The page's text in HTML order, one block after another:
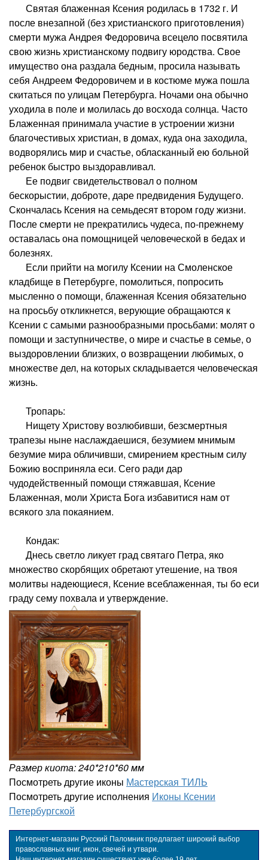
Святая блаженная Ксения родилась в 1732 г. И
после внезапной (без христианского приготовления)
смерти мужа Андрея Федоровича всецело посвятила
свою жизнь христианскому подвигу юродства. Свое
имущество она раздала бедным, просила называть
себя Андреем Федоровичем и в костюме мужа пошла
скитаться по улицам Петербурга. Ночами она обычно
уходила в поле и молилась до восхода солнца. Часто
Блаженная принимала участие в устроении жизни
благочестивых христиан, в домах, куда она заходила,
водворялись мир и счастье, обласканный ею больной
ребенок быстро выздоравливал.
Ее подвиг свидетельствовал о полном
бескорыстии, доброте, даре предвидения Будущего.
Скончалась Ксения на семьдесят втором году жизни.
После смерти не прекратились чудеса, по-прежнему
оставалась она помощницей человеческой в бедах и
болезнях.
Если прийти на могилу Ксении на Смоленское
кладбище в Петербурге, помолиться, попросить
мысленно о помощи, блаженная Ксения обязательно
на просьбу откликнется, верующие обращаются к
Ксении с самыми разнообразными просьбами: молят о
помощи и заступничестве, о мире и счастье в семье, о
выздоровлении близких, о возвращении любимых, о
множестве дел, на которых складывается человеческая
жизнь.
Тропарь:
Нищету Христову возлюбивши, безсмертныя
трапезы ныне наслаждаешися, безумием мнимым
безумие мира обличивши, смирением крестным силу
Божию восприняла еси. Сего ради дар
чудодейственный помощи стяжавшая, Ксение
Блаженная, моли Христа Бога избавитися нам от
всякого зла покаянием.
Кондак:
Днесь светло ликует град святаго Петра, яко
множество скорбящих обретают утешение, на твоя
молитвы надеющиеся, Ксение всеблаженная, ты бо еси
граду сему похвала и утверждение.
Размер киота: 240*210*60 мм
Посмотреть другие иконы Мастерская ТИЛЬ
Посмотреть другие исполнения Иконы Ксении
Петербургской
Интернет-магазин Русский Паломник предлагает широкий выбор
православных книг, икон, свечей и утвари.